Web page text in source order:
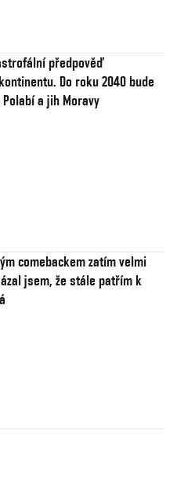
předpověď
Do roku 2040 bude
a jih Moravy
comebackem zatím velmi
jsem, že stále patřím k